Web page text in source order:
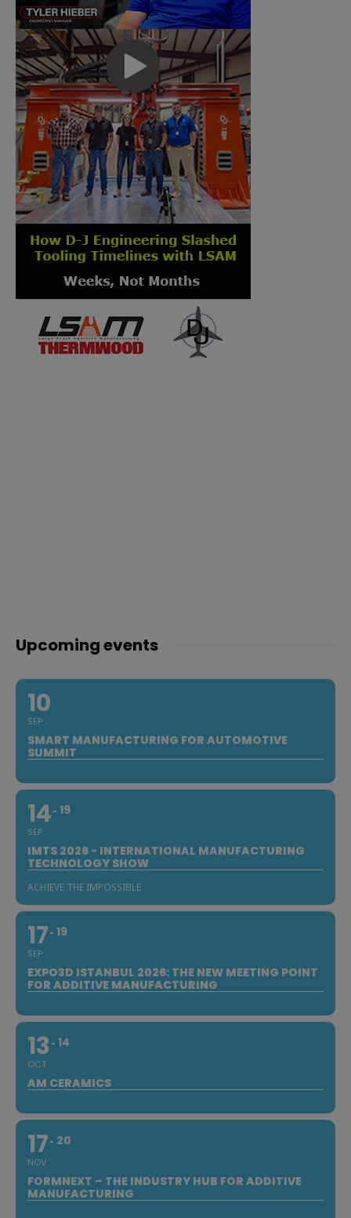
Upcoming events
10
SEP
SMART MANUFACTURING FOR AUTOMOTIVE
SUMMIT
14
SEP
19
IMTS 2026 - INTERNATIONAL MANUFACTURING
TECHNOLOGY SHOW
ACHIEVE THE IMPOSSIBLE
17
SEP
19
EXPO3D ISTANBUL 2026: THE NEW MEETING POINT
FOR ADDITIVE MANUFACTURING
13
OCT
14
AM CERAMICS
17
NOV
20
FORMNEXT – THE INDUSTRY HUB FOR ADDITIVE
MANUFACTURING